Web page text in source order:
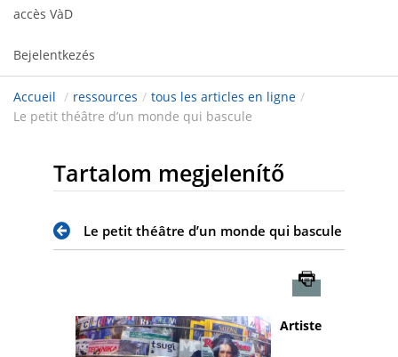
accès VàD
Bejelentkezés
Accueil / ressources / tous les articles en ligne /
Le petit théâtre d’un monde qui bascule
Tartalom megjelenítő
Le petit théâtre d’un monde qui bascule
Artiste